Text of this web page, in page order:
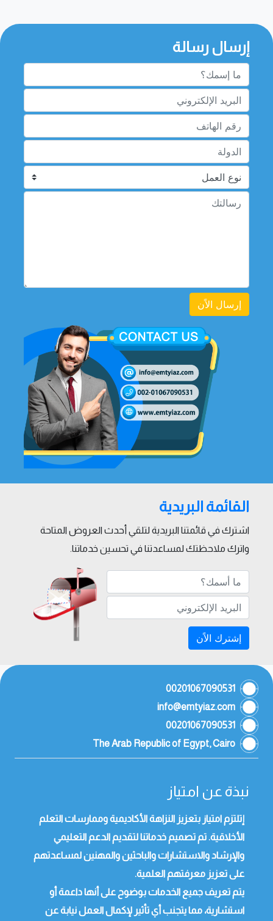
إرسال رسالة
إرسال الاًن
القائمة البريدية
اشترك في قائمتنا البريدية لتلقي أحدث العروض المتاحة
واترك ملاحظتك لمساعدتنا في تحسين خدماتنا.
إشترك الاًن
00201067090531
info@emtyiaz.com
00201067090531
The Arab Republic of Egypt, Cairo
نبذة عن امتياز
إتلتزم امتياز بتعزيز النزاهة الأكاديمية وممارسات التعلم
الأخلاقية. تم تصميم خدماتنا لتقديم الدعم التعليمي
والإرشاد والاستشارات والباحثين والمهنين لمساعدتهم
على تعزيز معرفتهم العلمية.
يتم تعريف جميع الخدمات بوضوح على أنها داعمة أو
استشارية، مما يتجنب أي تأثير لإكمال العمل نيابة عن